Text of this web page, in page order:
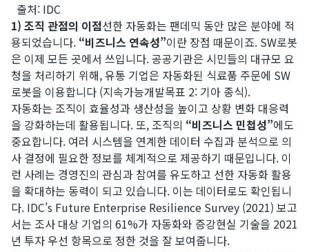
​ 출처: IDC​
1) 조직 관점의 이점선한 자동화는 팬데믹 동안 많은 분야에 적
용되었습니다. “비즈니스 연속성”이란 장점 때문이죠. SW로봇
은 이제 모든 곳에서 쓰입니다. 공공기관은 시민들의 대규모 요
청을 처리하기 위해, 유통 기업은 자동화된 식료품 주문에 SW
로봇을 이용합니다 (지속가능개발목표 2: 기아 종식).
자동화는 조직이 효율성과 생산성을 높이고 상황 변화 대응력
을 강화하는데 활용됩니다. 또, 조직의 “비즈니스 민첩성”에도
중요합니다. 여러 시스템을 연계한 데이터 수집과 분석으로 의
사 결정에 필요한 정보를 체계적으로 제공하기 때문입니다. 이
런 사례는 경영진의 관심과 참여를 유도하고 선한 자동화 활용
을 확대하는 동력이 되고 있습니다. 이는 데이터로도 확인됩니
다. IDC’s Future Enterprise Resilience Survey (2021) 보고
서는 조사 대상 기업의 61%가 자동화와 증강현실 기술을 2021
년 투자 우선 항목으로 정한 것을 잘 보여줍니다.